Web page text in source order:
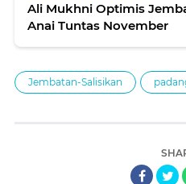
Ali Mukhni Optimis
Anai Tuntas November
Jembatan-Salisikan